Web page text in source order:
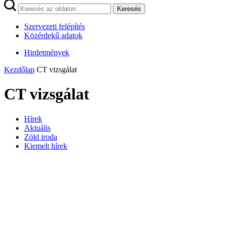
Keresés
Szervezeti felépítés
Közérdekű adatok
Hirdetmények
Kezdőlap CT vizsgálat
CT vizsgálat
Hírek
Aktuális
Zöld iroda
Kiemelt hírek